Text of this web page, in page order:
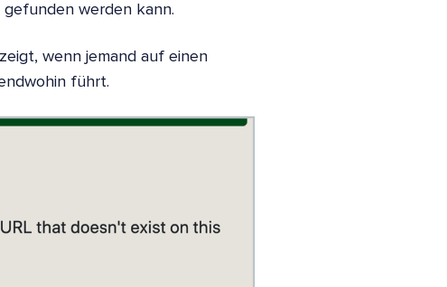
werden kann.
, wenn jemand auf einen
führt.